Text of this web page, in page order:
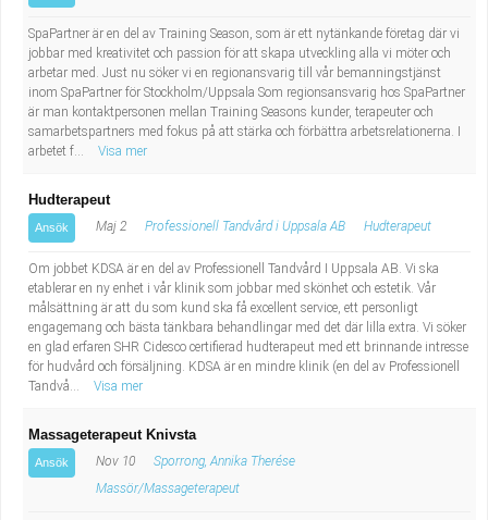
SpaPartner är en del av Training Season, som är ett nytänkande företag där vi
jobbar med kreativitet och passion för att skapa utveckling alla vi möter och
arbetar med. Just nu söker vi en regionansvarig till vår bemanningstjänst
inom SpaPartner för Stockholm/Uppsala Som regionsansvarig hos SpaPartner
är man kontaktpersonen mellan Training Seasons kunder, terapeuter och
samarbetspartners med fokus på att stärka och förbättra arbetsrelationerna. I
arbetet f...
Visa mer
Hudterapeut
Ansök Maj 2 Professionell Tandvård i Uppsala AB Hudterapeut
Om jobbet KDSA är en del av Professionell Tandvård I Uppsala AB. Vi ska
etablerar en ny enhet i vår klinik som jobbar med skönhet och estetik. Vår
målsättning är att du som kund ska få excellent service, ett personligt
engagemang och bästa tänkbara behandlingar med det där lilla extra. Vi söker
en glad erfaren SHR Cidesco certifierad hudterapeut med ett brinnande intresse
för hudvård och försäljning. KDSA är en mindre klinik (en del av Professionell
Tandvå...
Visa mer
Massageterapeut Knivsta
Ansök Nov 10
Sporrong, Annika Therése
Massör/Massageterapeut